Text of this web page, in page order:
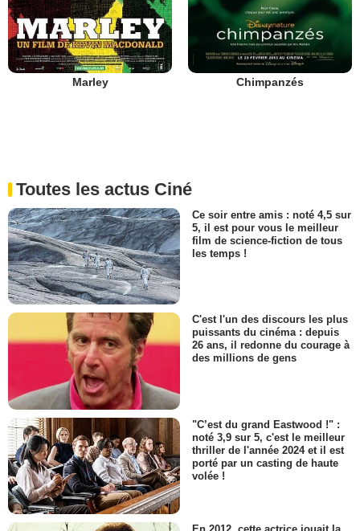
Marley Chimpanzés
Toutes les actus Ciné
Ce soir entre amis : noté 4,5 sur
5, il est pour vous le meilleur
film de science-fiction de tous
les temps !
C'est l'un des discours les plus
puissants du cinéma : depuis
26 ans, il redonne du courage à
des millions de gens
"C’est du grand Eastwood !" :
noté 3,9 sur 5, c'est le meilleur
thriller de l'année 2024 et il est
porté par un casting de haute
volée !